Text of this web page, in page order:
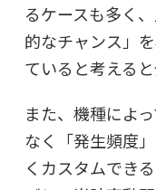
るケースも多く
的なチャンス」
ていると考える
また、機種によ
なく「発生頻度
くカスタムでき